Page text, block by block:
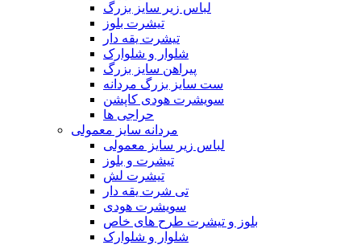
لباس زیر سایز بزرگ
تیشرت بلوز
تیشرت یقه دار
شلوار و شلوارک
پیراهن سایز بزرگ
ست سایز بزرگ مردانه
سویشرت هودی کاپشن
حراجی ها
مردانه سایز معمولی
لباس زیر سایز معمولی
تیشرت و بلوز
تیشرت لش
تی شرت یقه دار
سویشرت هودی
بلوز و تیشرت طرح های خاص
شلوار و شلوارک